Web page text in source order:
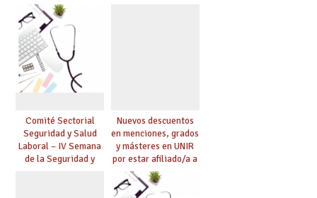
planificación de la
actividad preventiva
Comité Sectorial
Seguridad y Salud
Laboral – IV Semana
de la Seguridad y
Nuevos descuentos
en menciones, grados
y másteres en UNIR
por estar afiliado/a a
UGT